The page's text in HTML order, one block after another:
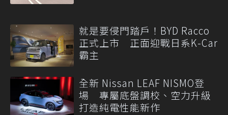
就是要侵門踏戶！BYD Racco
正式上市 正面迎戰日系K-Car
霸主
全新 Nissan LEAF NISMO登
場 專屬底盤調校、空力升級
打造純電性能新作